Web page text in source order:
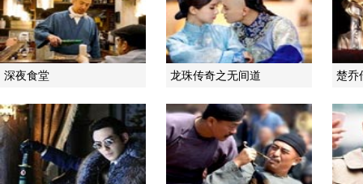
深夜食堂 龙珠传奇之无间道 楚乔